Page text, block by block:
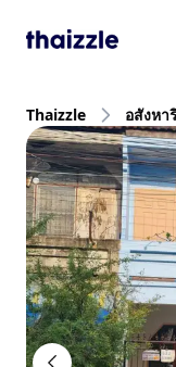
Thaizzle อสังหา